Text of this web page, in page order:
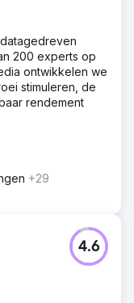
200 experts op
ontwikkelen we
stimuleren, de
rendement
+29
4.6